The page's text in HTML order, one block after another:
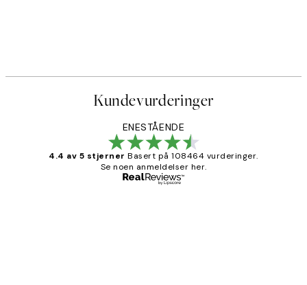
Kundevurderinger
ENESTÅENDE
4.4 av 5 stjerner Basert på 108464 vurderinger.
Se noen anmeldelser her.